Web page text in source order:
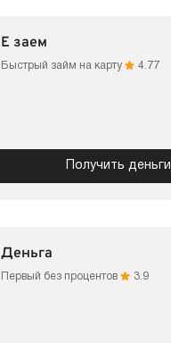
Е заем
Быстрый займ на карту 4.77
Получить деньги
Деньга
Первый без процентов 3.9